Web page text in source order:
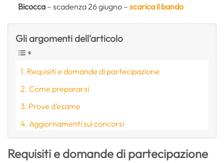
Bicocca– scadenza 26 giugno – scarica il bando
Gli argomenti dell'articolo
Requisiti e domande di partecipazione
Come prepararsi
Prove d’esame
Aggiornamenti sui concorsi
Requisiti e domande di partecipazione